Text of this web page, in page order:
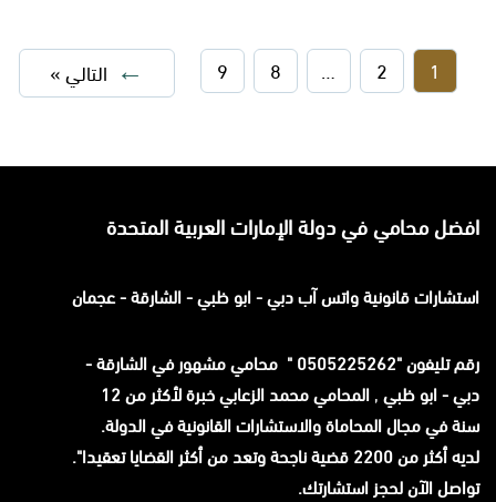
1
2
…
8
9 التالي »
افضل محامي في دولة الإمارات العربية المتحدة
استشارات قانونيةواتس آبدبي - ابو ظبي - الشارقة - عجمان
رقم تليفون "0505225262 " محامي مشهور في الشارقة -
دبي - ابو ظبي ,
المحامي محمد الزعابي خبرة لأكثر من 12
سنة في مجال المحاماة والاستشارات القانونية في الدولة.
لديه أكثر من 2200 قضية ناجحة وتعد من أكثر القضايا تعقيدا".
تواصل الآن لحجز استشارتك.